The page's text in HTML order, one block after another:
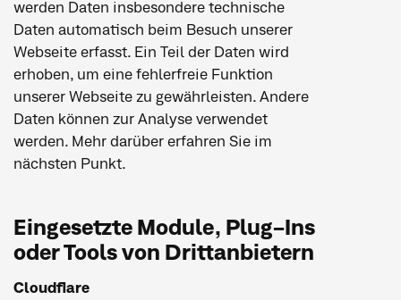
werden Daten insbesondere technische
Daten automatisch beim Besuch unserer
Webseite erfasst. Ein Teil der Daten wird
erhoben, um eine fehlerfreie Funktion
unserer Webseite zu gewährleisten. Andere
Daten können zur Analyse verwendet
werden. Mehr darüber erfahren Sie im
nächsten Punkt.
Eingesetzte Module, Plug-Ins
oder Tools von Drittanbietern
Cloudflare